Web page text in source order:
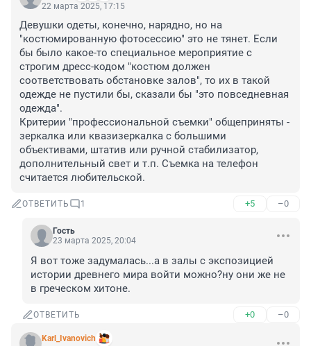
22 марта 2025, 17:15
Девушки одеты, конечно, нарядно, но на
"костюмированную фотосессию" это не тянет. Если
бы было какое-то специальное мероприятие с
строгим дресс-кодом "костюм должен
соответствовать обстановке залов", то их в такой
одежде не пустили бы, сказали бы "это повседневная
одежда".
Критерии "профессиональной съемки" общеприняты -
зеркалка или квазизеркалка с большими
объективами, штатив или ручной стабилизатор,
дополнительный свет и т.п. Съемка на телефон
считается любительской.
ОТВЕТИТЬ 1 +5 –0
Гость
23 марта 2025, 20:04
Я вот тоже задумалась...а в залы с экспозицией
истории древнего мира войти можно?ну они же не
в греческом хитоне.
ОТВЕТИТЬ +0 –0
Karl_Ivanovich